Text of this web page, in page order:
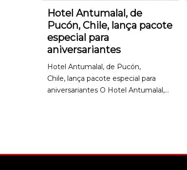
Hotel Antumalal, de
Pucón, Chile, lança pacote
especial para
aniversariantes
Hotel Antumalal, de Pucón,
Chile, lança pacote especial para
aniversariantes O Hotel Antumalal,...